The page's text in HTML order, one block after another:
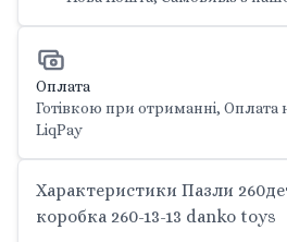
Оплата
Готівкою при отриманні, Оплата
LiqPay
Характеристики Пазли
коробка 260-13-13 danko toys